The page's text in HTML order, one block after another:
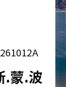
.蒙.波